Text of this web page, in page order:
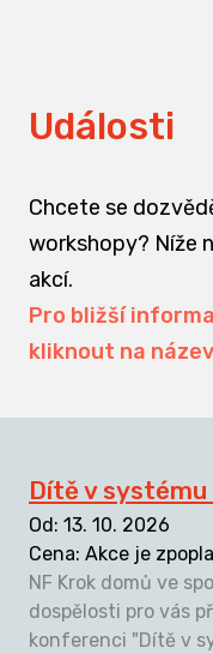
Události
Chcete se
workshopy? Níže
akcí.
Pro bližší
kliknout na
Dítě v systému
Od: 13. 10. 2026
Cena: Akce je
NF Krok domů ve
dospělosti pro vás
konferenci "Dítě v